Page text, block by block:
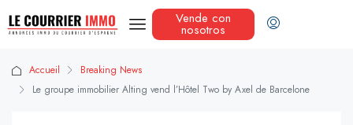
Vende con
nosotros
Accueil
Breaking News
Le groupe immobilier Alting vend l’Hôtel Two by Axel de Barcelone